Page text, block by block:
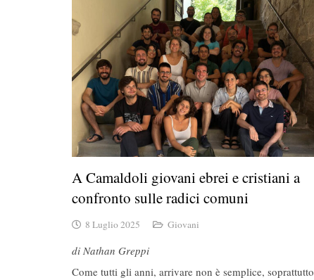
A Camaldoli giovani ebrei e cristiani a
confronto sulle radici comuni
8 Luglio 2025 Giovani
di Nathan Greppi
Come tutti gli anni, arrivare non è semplice, soprattutto